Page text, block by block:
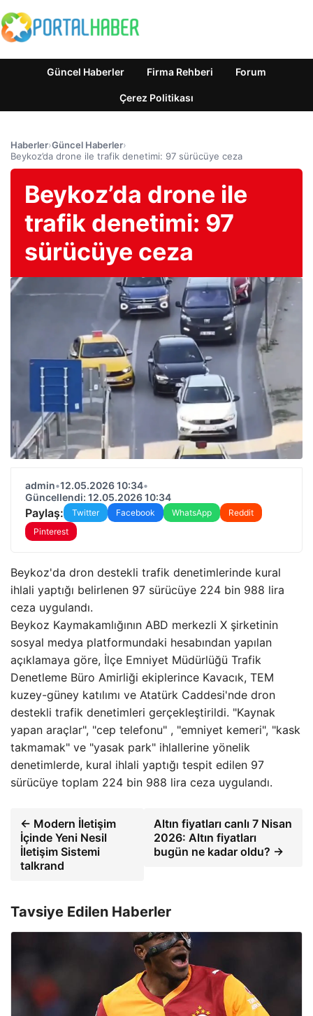
Güncel Haberler Firma Rehberi Forum
Çerez Politikası
Haberler›Güncel Haberler›
Beykoz’da drone ile trafik denetimi: 97 sürücüye ceza
Beykoz’da drone ile
trafik denetimi: 97
sürücüye ceza
admin•12.05.2026 10:34•
Güncellendi: 12.05.2026 10:34
Paylaş: Twitter Facebook WhatsApp
Reddit
Pinterest
Beykoz'da dron destekli trafik denetimlerinde kural
ihlali yaptığı belirlenen 97 sürücüye 224 bin 988 lira
ceza uygulandı.
Beykoz Kaymakamlığının ABD merkezli X şirketinin
sosyal medya platformundaki hesabından yapılan
açıklamaya göre, İlçe Emniyet Müdürlüğü Trafik
Denetleme Büro Amirliği ekiplerince Kavacık, TEM
kuzey-güney katılımı ve Atatürk Caddesi'nde dron
destekli trafik denetimleri gerçekleştirildi. "Kaynak
yapan araçlar", "cep telefonu" , "emniyet kemeri", "kask
takmamak" ve "yasak park" ihlallerine yönelik
denetimlerde, kural ihlali yaptığı tespit edilen 97
sürücüye toplam 224 bin 988 lira ceza uygulandı.
← Modern İletişim
İçinde Yeni Nesil
İletişim Sistemi
talkrand
Altın fiyatları canlı 7 Nisan
2026: Altın fiyatları
bugün ne kadar oldu? →
Tavsiye Edilen Haberler